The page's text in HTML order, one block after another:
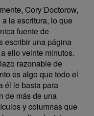
Cory Doctorow,
la escritura, lo que
fuente de
escribir una página
ello veinte minutos.
razonable de
es algo que todo el
él le basta para
de más de una
y columnas que